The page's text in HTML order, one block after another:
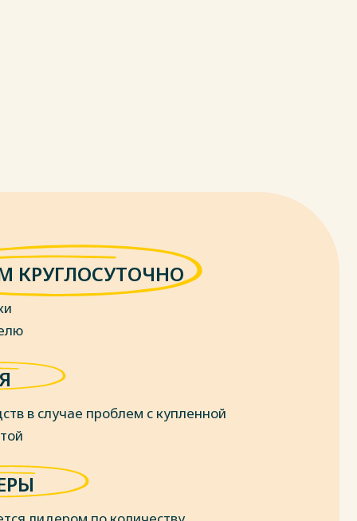
КРУГЛОСУТОЧНО
в случае проблем с купленной